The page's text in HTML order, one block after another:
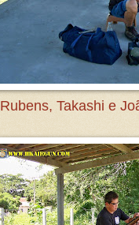
Rubens, Takashi e